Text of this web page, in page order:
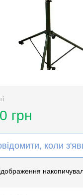
грн
коли